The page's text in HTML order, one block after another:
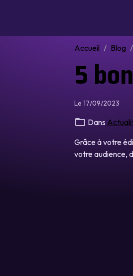
Accueil Blog
5
Le 17/09/2023
Dans
Grâce à votre
votre audience,